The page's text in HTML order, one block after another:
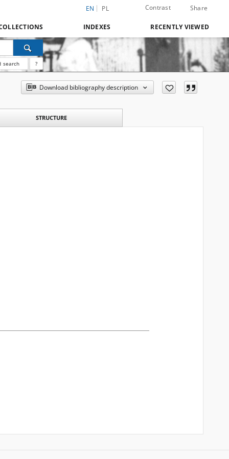
EN PL Contrast Share
INDEXES RECENTLY VIEWED
search ?
Download bibliography description
STRUCTURE